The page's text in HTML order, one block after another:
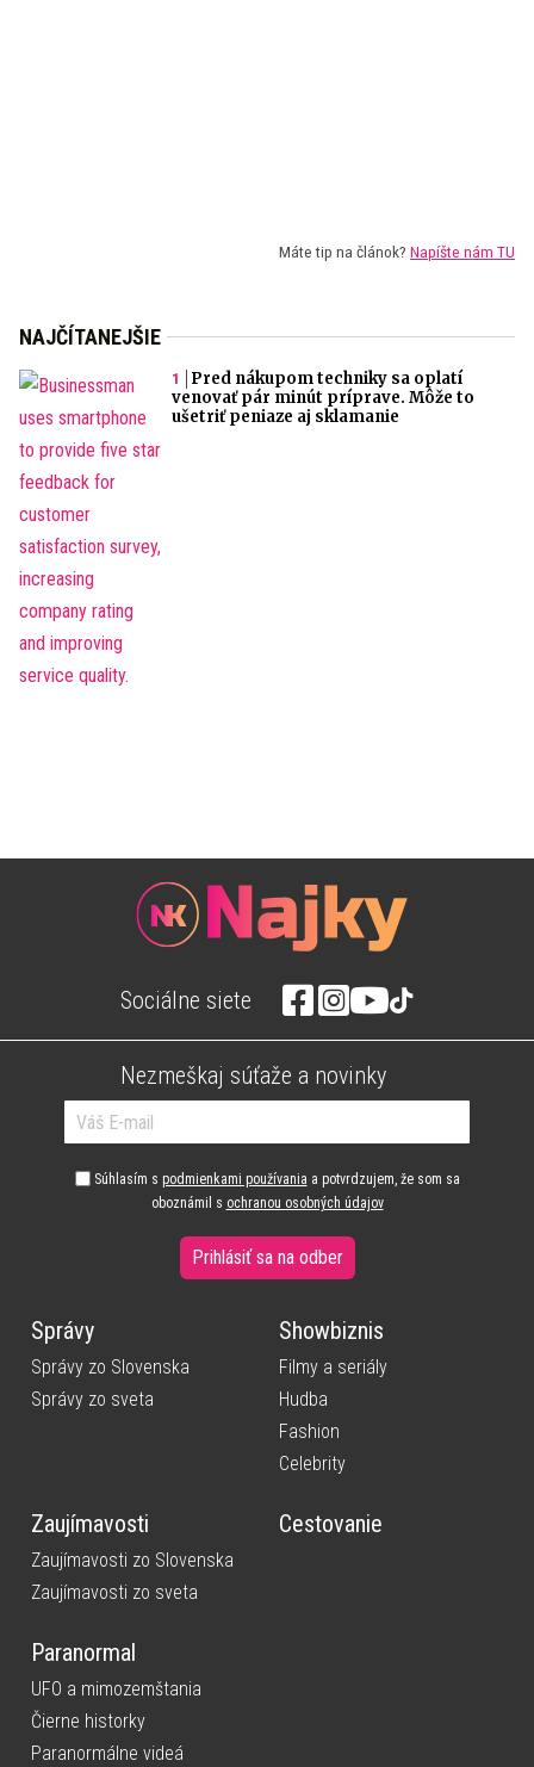
Máte tip na článok? Napíšte nám TU
NAJČÍTANEJŠIE
Pred nákupom techniky sa oplatí
venovať pár minút príprave. Môže to
ušetriť peniaze aj sklamanie
Sociálne siete
Nezmeškaj súťaže a novinky
Súhlasím s podmienkami používania a potvrdzujem, že som sa
oboznámil s ochranou osobných údajov
Prihlásiť sa na odber
Správy
Správy zo Slovenska
Správy zo sveta
Showbiznis
Filmy a seriály
Hudba
Fashion
Celebrity
Zaujímavosti
Zaujímavosti zo Slovenska
Zaujímavosti zo sveta
Cestovanie
Paranormal
UFO a mimozemštania
Čierne historky
Paranormálne videá